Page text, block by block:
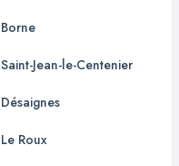
Borne
Saint-Jean-le-Centenier
Désaignes
Le Roux